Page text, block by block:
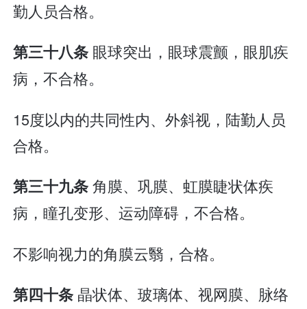
勤人员合格。
第三十八条 眼球突出，眼球震颤，眼肌疾
病，不合格。
15度以内的共同性内、外斜视，陆勤人员
合格。
第三十九条角膜、巩膜、虹膜睫状体疾
病，瞳孔变形、运动障碍，不合格。
不影响视力的角膜云翳，合格。
第四十条 晶状体、玻璃体、视网膜、脉络